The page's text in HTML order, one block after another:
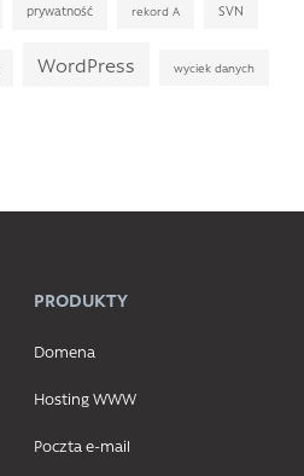
prywatność rekord A SVN
WordPress wyciek danych
PRODUKTY
Domena
Hosting WWW
Poczta e-mail